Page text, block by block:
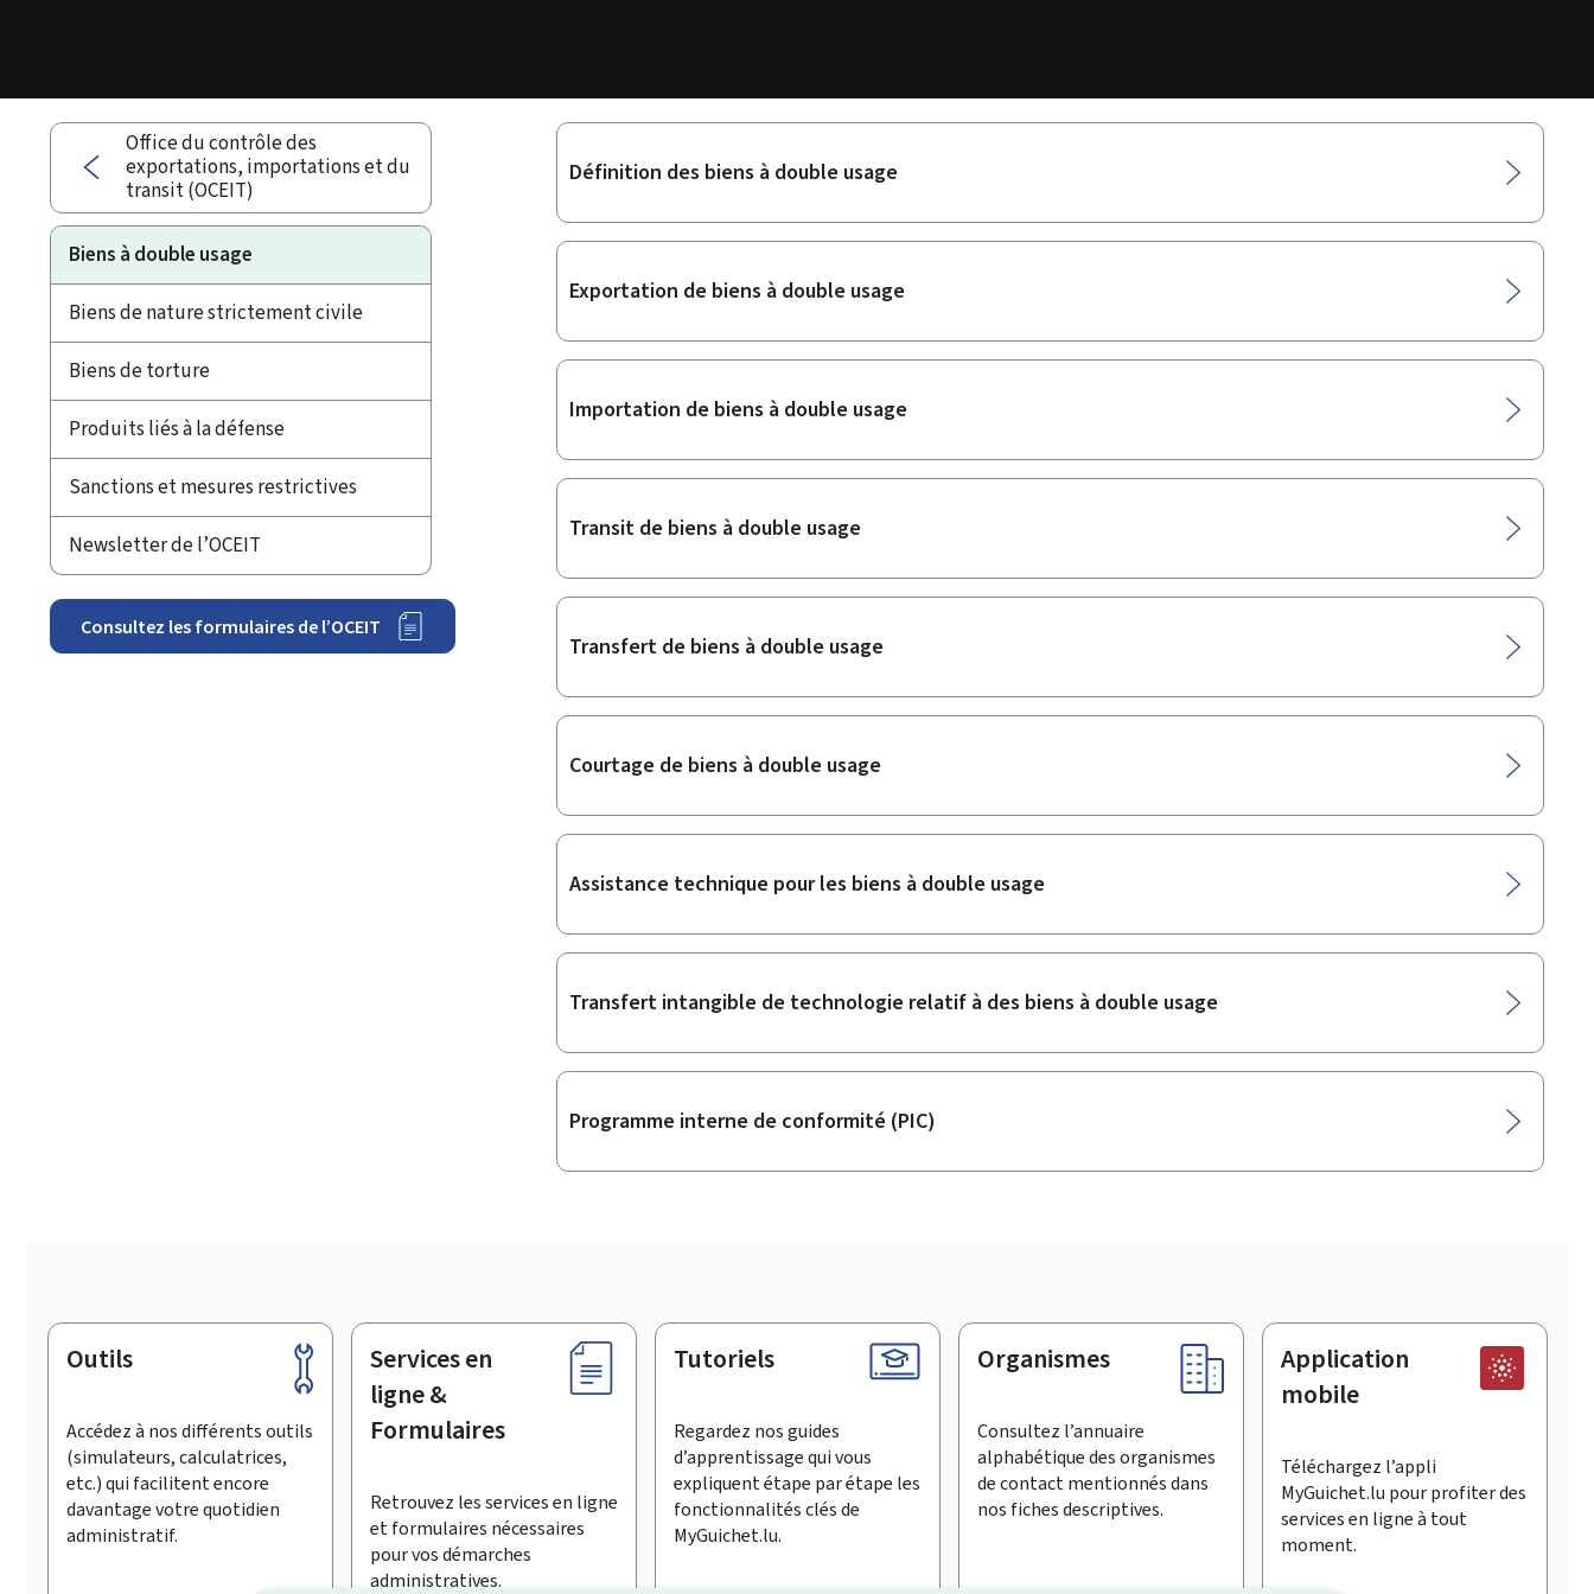
Office du contrôle des
exportations, importations et du
transit (OCEIT)
Biens à double usage
Biens de nature strictement civile
Biens de torture
Produits liés à la défense
Sanctions et mesures restrictives
Newsletter de l’OCEIT
Consultez les formulaires de l’OCEIT
Sous-
Définition des biens à double usage
Exportation de biens à double usage
Importation de biens à double usage
Transit de biens à double usage
Transfert de biens à double usage
Courtage de biens à double usage
Assistance technique pour les biens à double usage
Transfert intangible de technologie relatif à des biens à double usage
Programme interne de conformité (PIC)
Pied
page
Outils
Accédez à nos différents outils
(simulateurs, calculatrices,
etc.) qui facilitent encore
davantage votre quotidien
administratif.
Services en
ligne &
Formulaires
Retrouvez les services en ligne
et formulaires nécessaires
pour vos démarches
administratives.
Tutoriels
Regardez nos guides
d’apprentissage qui vous
expliquent étape par étape les
fonctionnalités clés de
MyGuichet.lu.
Organismes
Consultez l’annuaire
alphabétique des organismes
de contact mentionnés dans
nos fiches descriptives.
Application
mobile
Téléchargez l’appli
MyGuichet.lu pour profiter des
services en ligne à tout
moment.